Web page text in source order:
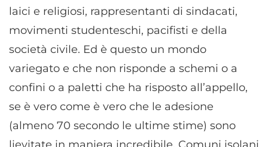
laici e religiosi, rappresentanti di sindacati,
movimenti studenteschi, pacifisti e della
società civile. Ed è questo un mondo
variegato e che non risponde a schemi o a
confini o a paletti che ha risposto all’appello,
se è vero come è vero che le adesione
(almeno 70 secondo le ultime stime) sono